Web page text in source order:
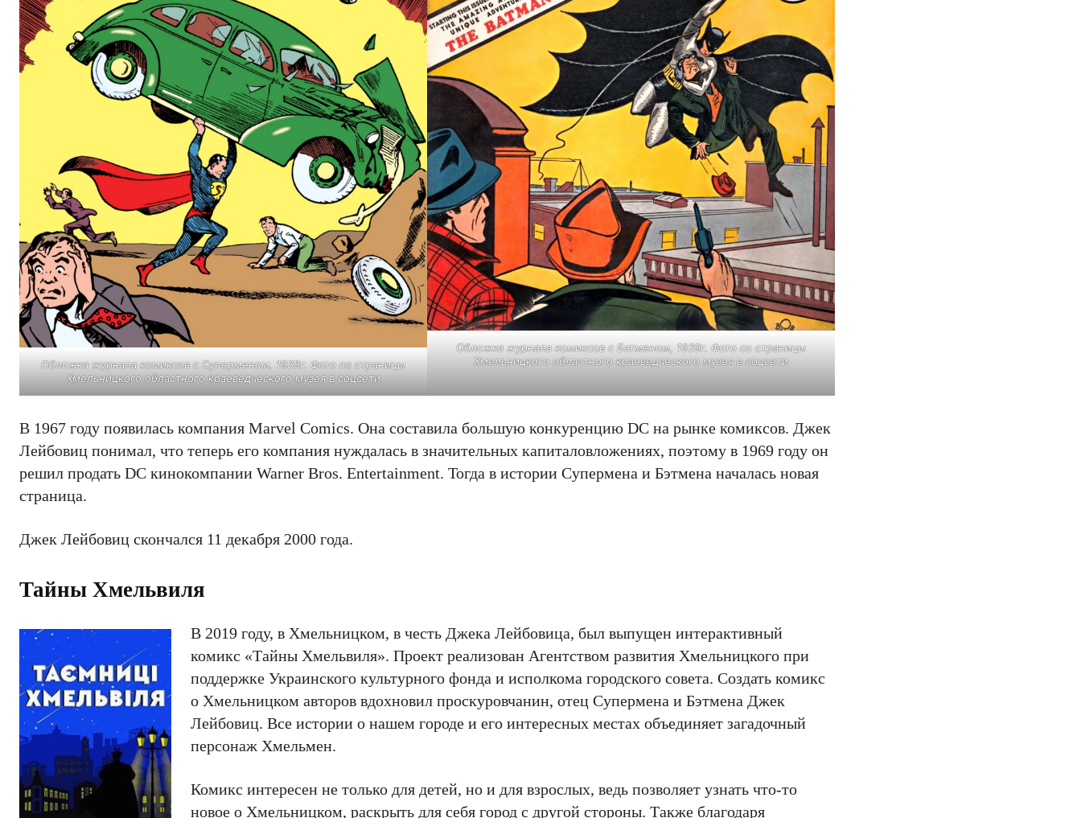
Обложка журнала комиксов с Суперменом, 1938г. Фото со страницы
Хмельницкого областного краеведческого музея в соцсети
Обложка журнала комиксов с Бэтменом, 1939г. Фото со страницы
Хмельницкого областного краеведческого музея в соцсети
В 1967 году появилась компания Marvel Comics. Она составила большую конкуренцию DC на рынке комиксов. Джек
Лейбовиц понимал, что теперь его компания нуждалась в значительных капиталовложениях, поэтому в 1969 году он
решил продать DC кинокомпании Warner Bros. Entertainment. Тогда в истории Супермена и Бэтмена началась новая
страница.
Джек Лейбовиц скончался 11 декабря 2000 года.
Тайны Хмельвиля
В 2019 году, в Хмельницком, в честь Джека Лейбовица, был выпущен интерактивный
комикс «Тайны Хмельвиля». Проект реализован Агентством развития Хмельницкого при
поддержке Украинского культурного фонда и исполкома городского совета. Создать комикс
о Хмельницком авторов вдохновил проскуровчанин, отец Супермена и Бэтмена Джек
Лейбовиц. Все истории о нашем городе и его интересных местах объединяет загадочный
персонаж Хмельмен.
Комикс интересен не только для детей, но и для взрослых, ведь позволяет узнать что-то
новое о Хмельницком, раскрыть для себя город с другой стороны. Также благодаря